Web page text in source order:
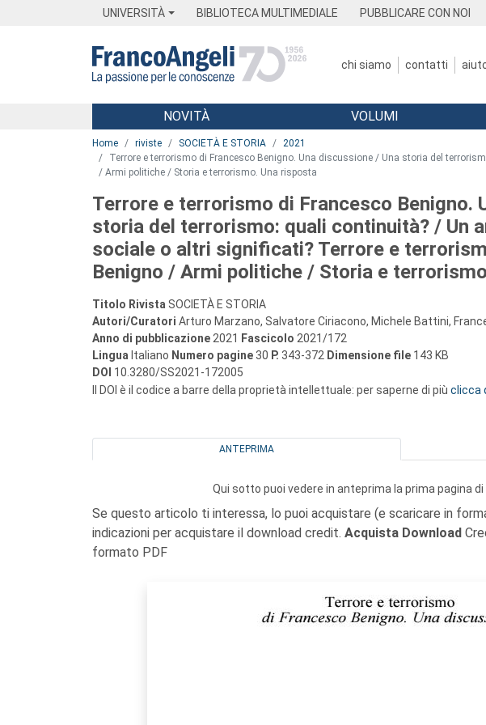
UNIVERSITÀ BIBLIOTECA MULTIMEDIALE PUBBLICARE CON NOI
chi siamo contatti
Menu
NOVITÀ VOLUMI
Home riviste SOCIETÀ E STORIA
2021
Terrore e terrorismo di Francesco Benigno. Una discussione / Una storia del
/ Armi politiche / Storia e terrorismo. Una risposta
Terrore e terrorismo di Francesco Benigno.
storia del terrorismo: quali continuità? / Un
sociale o altri significati? Terrore e
Benigno / Armi politiche / Storia e
Titolo Rivista SOCIETÀ E STORIA
Autori/Curatori Arturo Marzano, Salvatore Ciriacono, Michele Battini,
Anno di pubblicazione 2021 Fascicolo 2021/172
Lingua Italiano Numero pagine 30 P. 343-372 Dimensione file 143 KB
DOI 10.3280/SS2021-172005
Il DOI è il codice a barre della proprietà intellettuale: per saperne di più clicca
ANTEPRIMA
Qui sotto puoi vedere in anteprima la prima pagina
Se questo articolo ti interessa, lo puoi acquistare (e scaricare in
indicazioni per acquistare il download credit. Acquista Download
formato PDF